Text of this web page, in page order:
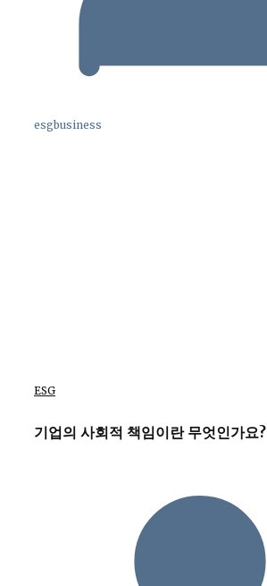
esgbusiness
ESG
기업의 사회적 책임이란 무엇인가요?